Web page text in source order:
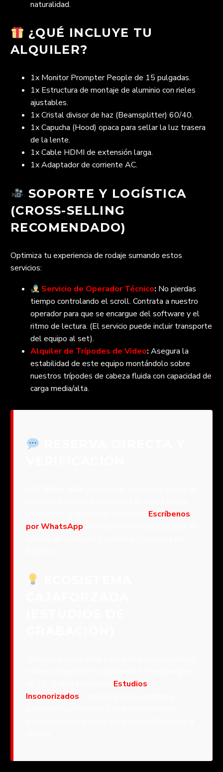
naturalidad.
¿QUÉ INCLUYE TU
ALQUILER?
1x Monitor Prompter People de 15 pulgadas.
1x Estructura de montaje de aluminio con rieles
ajustables.
1x Cristal divisor de haz (Beamsplitter) 60/40.
1x Capucha (Hood) opaca para sellar la luz trasera
de la lente.
1x Cable HDMI de extensión larga.
1x Adaptador de corriente AC.
SOPORTE Y LOGÍSTICA
(CROSS-SELLING
RECOMENDADO)
Optimiza tu experiencia de rodaje sumando estos
servicios:
Servicio de Operador Técnico: No pierdas
tiempo controlando el scroll. Contrata a nuestro
operador para que se encargue del software y el
ritmo de lectura. (El servicio puede incluir transporte
del equipo al set).
Alquiler de Trípodes de Video: Asegura la
estabilidad de este equipo montándolo sobre
nuestros trípodes de cabeza fluida con capacidad de
carga media/alta.
Escríbenos
por WhatsApp
Estudios
Insonorizados